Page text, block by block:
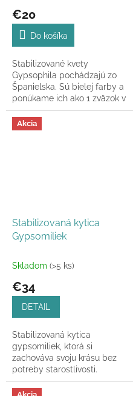
€20
Do košíka
Stabilizované kvety
Gypsophila pochádzajú zo
Španielska. Sú bielej farby a
ponúkame ich ako 1 zväzok v
celkovej dĺžke 60-70 cm.
Akcia
Stabilizovaná kytica
Gypsomiliek
Skladom (>5 ks)
€34
DETAIL
Stabilizovaná kytica
gypsomiliek, ktorá si
zachováva svoju krásu bez
potreby starostlivosti.
Dostupná v rôznych
farebných kombináciách aj